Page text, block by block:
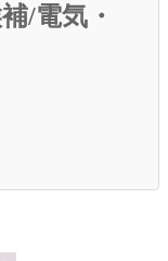
/電気・